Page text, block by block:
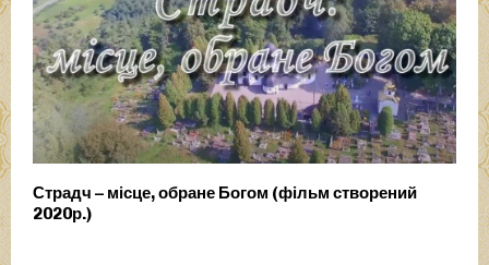
Страдч – місце, обране Богом (фільм створений
2020р.)